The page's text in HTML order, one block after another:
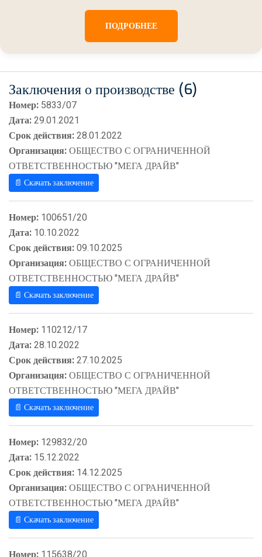
ПОДРОБНЕЕ
Заключения о производстве (6)
Номер: 5833/07
Дата:29.01.2021
Срок действия:28.01.2022
Организация:ОБЩЕСТВО С ОГРАНИЧЕННОЙ
ОТВЕТСТВЕННОСТЬЮ "МЕГА ДРАЙВ"
📄 Скачать заключение
Номер: 100651/20
Дата: 10.10.2022
Срок действия:09.10.2025
Организация:ОБЩЕСТВО С ОГРАНИЧЕННОЙ
ОТВЕТСТВЕННОСТЬЮ "МЕГА ДРАЙВ"
📄 Скачать заключение
Номер: 110212/17
Дата:28.10.2022
Срок действия:27.10.2025
Организация:ОБЩЕСТВО С ОГРАНИЧЕННОЙ
ОТВЕТСТВЕННОСТЬЮ "МЕГА ДРАЙВ"
📄 Скачать заключение
Номер: 129832/20
Дата: 15.12.2022
Срок действия: 14.12.2025
Организация:ОБЩЕСТВО С ОГРАНИЧЕННОЙ
ОТВЕТСТВЕННОСТЬЮ "МЕГА ДРАЙВ"
📄 Скачать заключение